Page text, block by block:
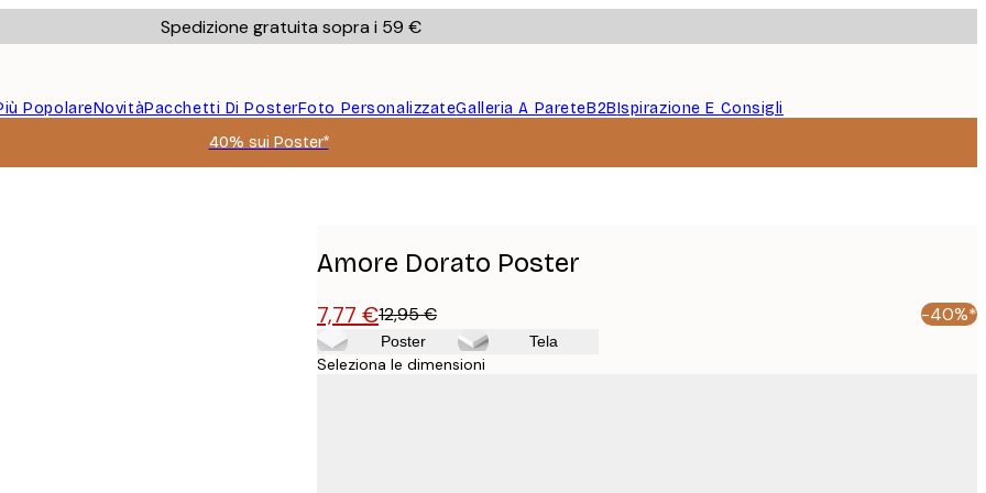
Spedizione gratuita sopra i 59 €
PopolareNovitàPacchetti Di PosterFoto PersonalizzateGalleria A PareteB2BIspirazione E Consigli
40% sui Poster*
Amore Dorato Poster
7,77 €12,95 € -40%*
Poster Tela
Seleziona le dimensioni